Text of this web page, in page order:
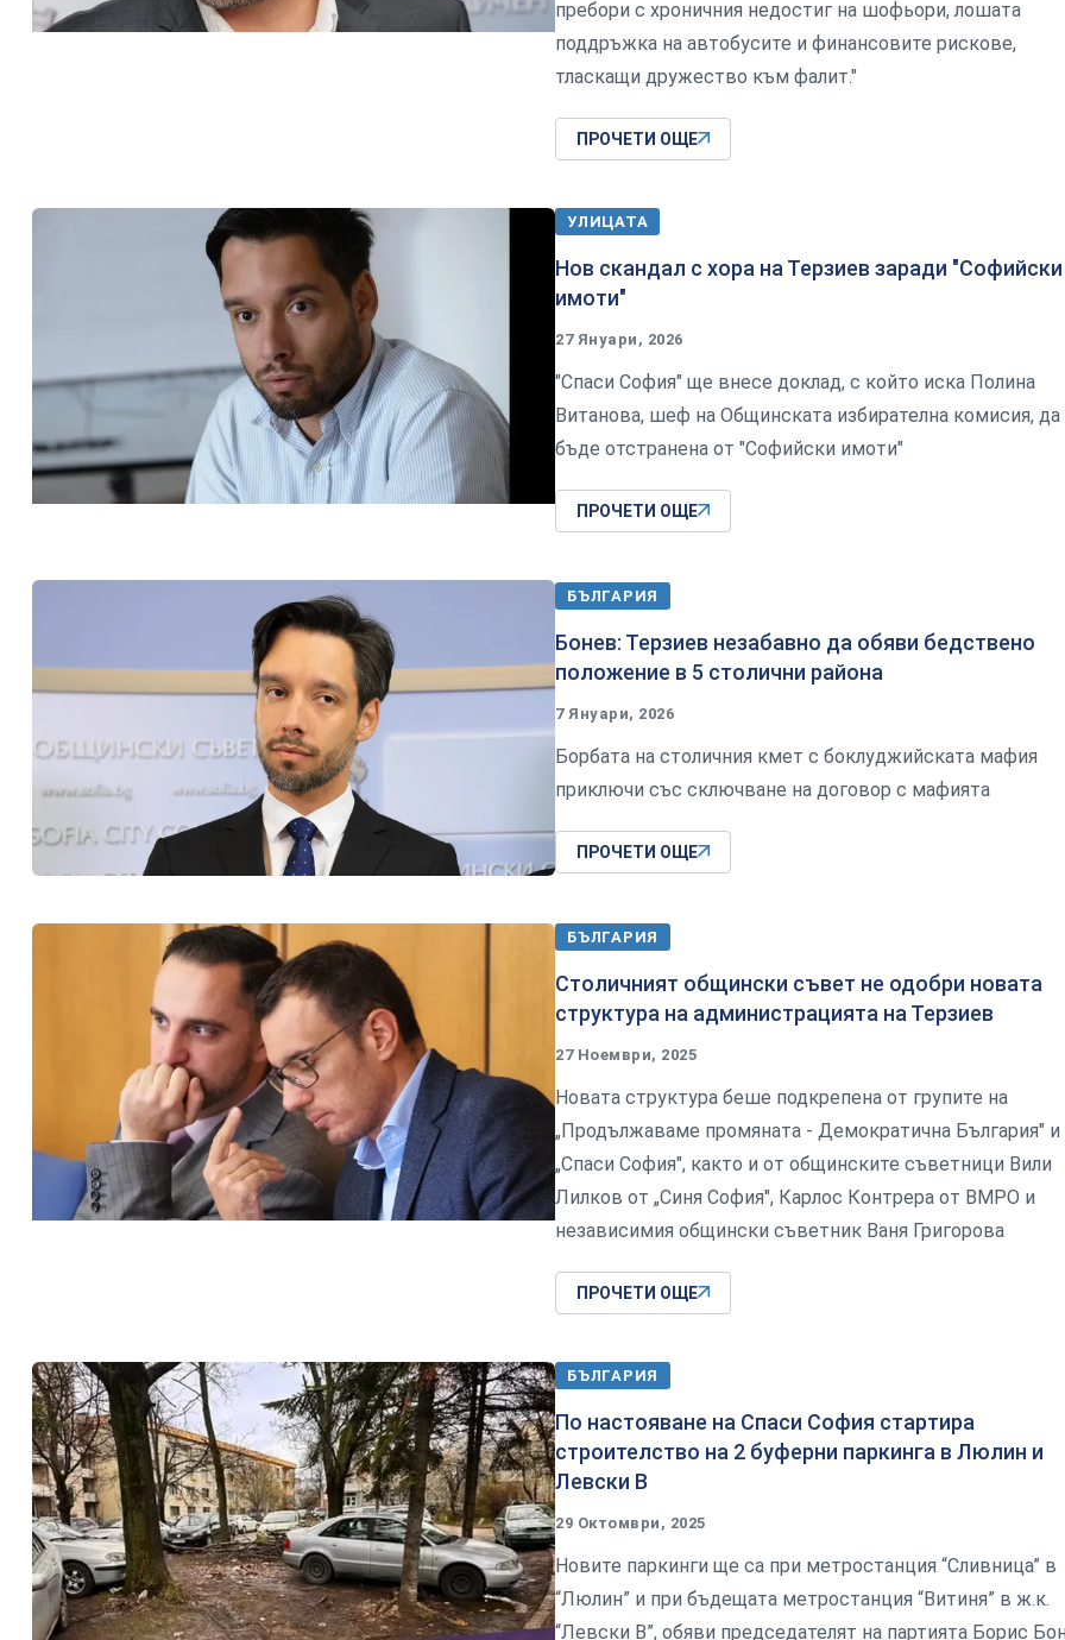
пребори с хроничния недостиг на шофьори, лошата
поддръжка на автобусите и финансовите рискове,
тласкащи дружество към фалит."
ПРОЧЕТИ ОЩЕ
УЛИЦАТА
Нов скандал с хора на Терзиев заради "Софийски
имоти"
27 Януари, 2026
"Спаси София" ще внесе доклад, с който иска Полина
Витанова, шеф на Общинската избирателна комисия, да
бъде отстранена от "Софийски имоти"
ПРОЧЕТИ ОЩЕ
БЪЛГАРИЯ
Бонев: Терзиев незабавно да обяви бедствено
положение в 5 столични района
7 Януари, 2026
Борбата на столичния кмет с боклуджийската мафия
приключи със сключване на договор с мафията
ПРОЧЕТИ ОЩЕ
БЪЛГАРИЯ
Столичният общински съвет не одобри новата
структура на администрацията на Терзиев
27 Ноември, 2025
Новата структура беше подкрепена от групите на
„Продължаваме промяната - Демократична България" и
„Спаси София", както и от общинските съветници Вили
Лилков от „Синя София", Карлос Контрера от ВМРО и
независимия общински съветник Ваня Григорова
ПРОЧЕТИ ОЩЕ
БЪЛГАРИЯ
По настояване на Спаси София стартира
строителство на 2 буферни паркинга в Люлин и
Левски В
29 Октомври, 2025
Новите паркинги ще са при метростанция “Сливница” в
“Люлин” и при бъдещата метростанция “Витиня” в ж.к.
“Левски В”, обяви председателят на партията Борис